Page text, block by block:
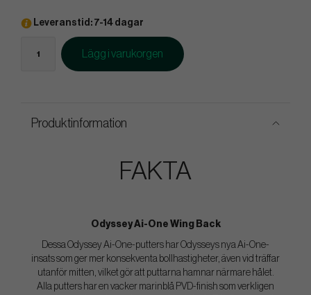
Leveranstid: 7-14 dagar
Lägg i varukorgen
Produktinformation
FAKTA
Odyssey Ai-One Wing Back
Dessa Odyssey Ai-One-putters har Odysseys nya Ai-One-
insats som ger mer konsekventa bollhastigheter, även vid träffar
utanför mitten, vilket gör att puttarna hamnar närmare hålet.
Alla putters har en vacker marinblå PVD-finish som verkligen